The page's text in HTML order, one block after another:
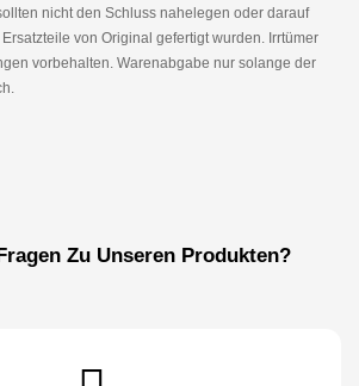
nicht den Schluss nahelegen oder darauf
von Original gefertigt wurden. Irrtümer
vorbehalten. Warenabgabe nur solange der
Zu Unseren Produkten?